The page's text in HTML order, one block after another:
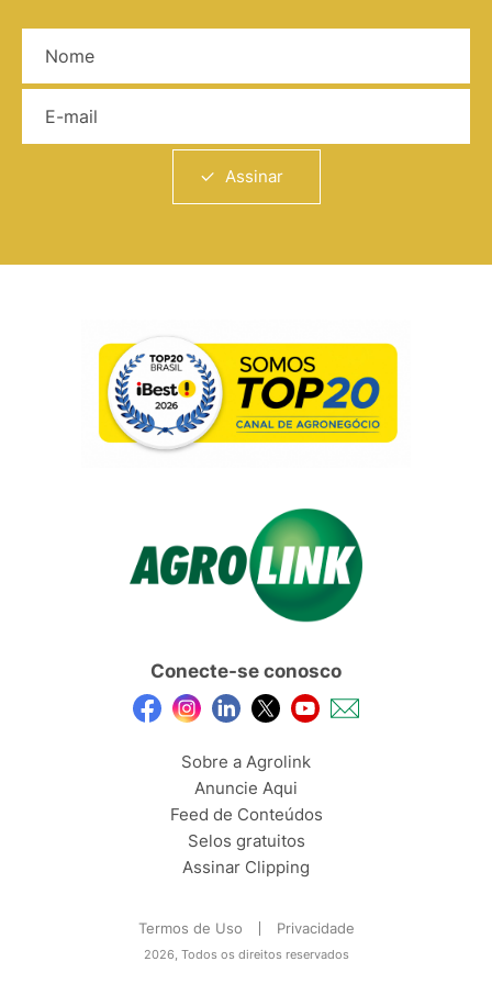
Assinar
Conecte-se conosco
Sobre a Agrolink
Anuncie Aqui
Feed de Conteúdos
Selos gratuitos
Assinar Clipping
Termos de Uso Privacidade
2026, Todos os direitos reservados